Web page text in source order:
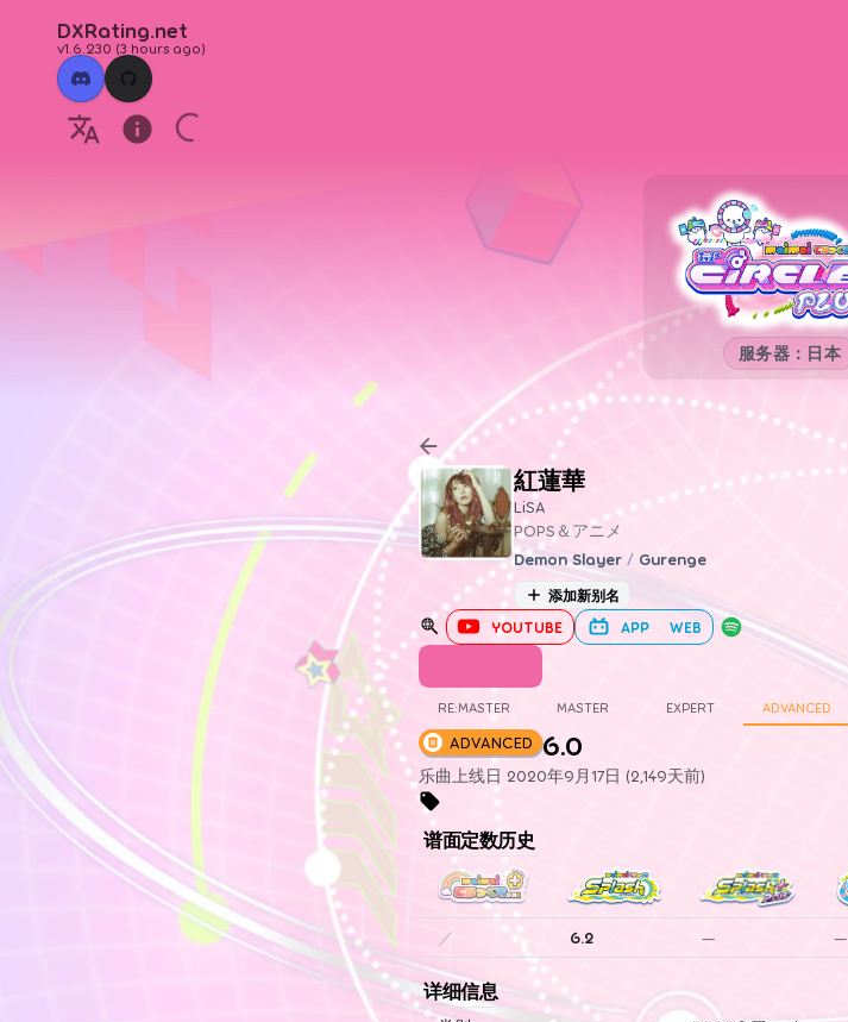
DXRating.net
v1.6.230 (3 hours ago)
服务器：日本
紅蓮華
LiSA
POPS＆アニメ
Demon Slayer / Gurenge
添加新别名
YOUTUBE APP WEB
RE:MASTER MASTER EXPERT ADVANCED
ADVANCED 6.0
乐曲上线日 2020年9月17日 (2,149天前)
谱面定数历史
／ 6.2 — —
详细信息